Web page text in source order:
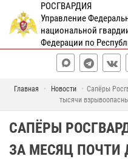
РОСГВАРДИЯ
Управление
национальной
Федерации по
Главная Новости
Сапёры
тысячи
САПЁРЫ
ЗА МЕСЯЦ ПОЧТИ